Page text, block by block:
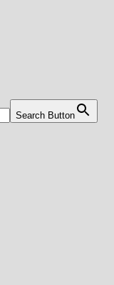
Search Button